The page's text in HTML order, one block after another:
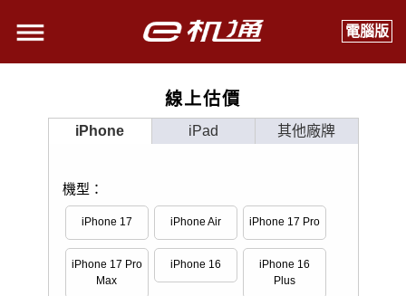
電腦版
線上估價
iPhone iPad 其他廠牌
機型：
iPhone 17 iPhone Air iPhone 17 Pro
iPhone 17 Pro
Max
iPhone 16
iPhone 16
Plus